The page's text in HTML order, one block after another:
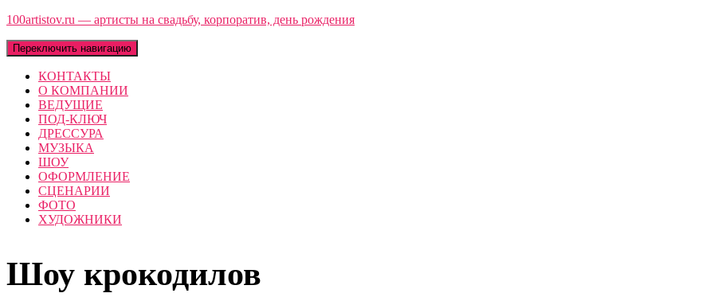
100artistov.ru — артисты на свадьбу, корпоратив, день рождения
Переключить навигацию
КОНТАКТЫ
О КОМПАНИИ
ВЕДУЩИЕ
ПОД-КЛЮЧ
ДРЕССУРА
МУЗЫКА
ШОУ
ОФОРМЛЕНИЕ
СЦЕНАРИИ
ФОТО
ХУДОЖНИКИ
Шоу крокодилов